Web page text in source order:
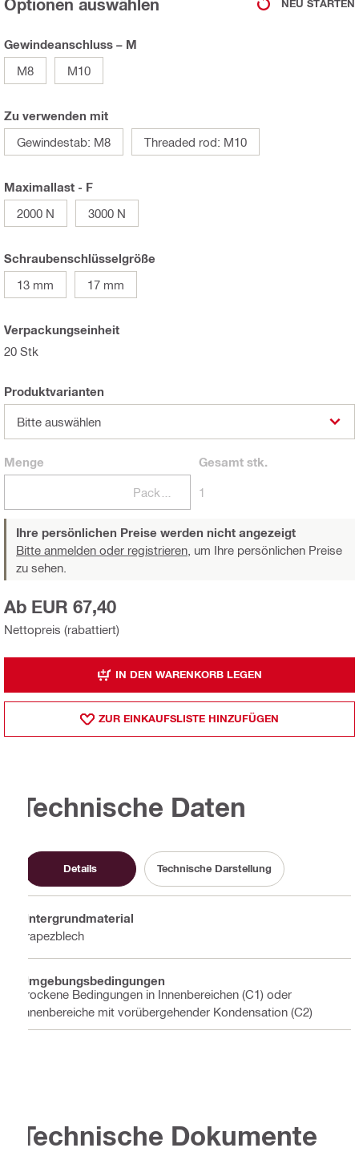
NEU STARTEN
Gewindeanschluss – M
M8
M10
Zu verwenden mit
Gewindestab: M8
Threaded rod: M10
Maximallast - F
2000 N
3000 N
Schraubenschlüsselgröße
13 mm
17 mm
Verpackungseinheit
20 Stk
Produktvarianten
Bitte auswählen
Menge Gesamtstk.
1
Ihre persönlichen Preise werden nicht angezeigt
Bitte anmelden oder registrieren, um Ihre persönlichen Preise
zu sehen.
Nettopreis (rabattiert)
Ab EUR 67,40
IN DEN WARENKORB LEGEN
ZUR EINKAUFSLISTE HINZUFÜGEN
Technische Daten
Details Technische Darstellung
Untergrundmaterial
Trapezblech
Umgebungsbedingungen
Trockene Bedingungen in Innenbereichen (C1) oder
Innenbereiche mit vorübergehender Kondensation (C2)
Technische Dokumente